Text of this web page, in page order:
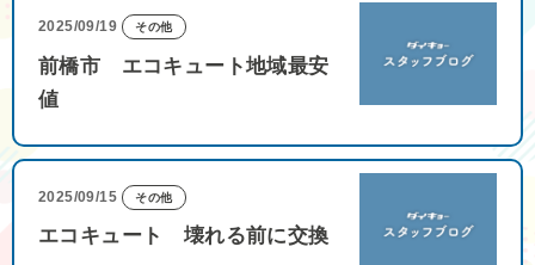
2025/09/19 その他
前橋市 エコキュート地域最安
値
2025/09/15 その他
エコキュート 壊れる前に交換